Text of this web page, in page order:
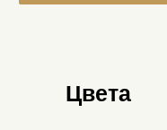
Цвета